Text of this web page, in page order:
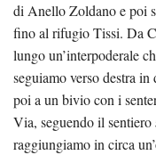
di Anello Zoldano e poi
fino al rifugio Tissi. Da
lungo un’interpoderale
seguiamo verso destra
poi a un bivio con i
Via, seguendo il sentiero
raggiungiamo in circa